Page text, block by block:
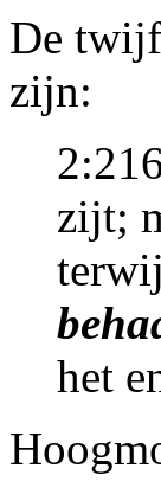
De
zijn:
zijt;
het